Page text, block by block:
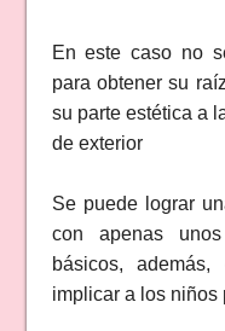
En este caso no
para obtener su
su parte estética a
de exterior
Se puede lograr
con apenas
básicos,
implicar a los niños